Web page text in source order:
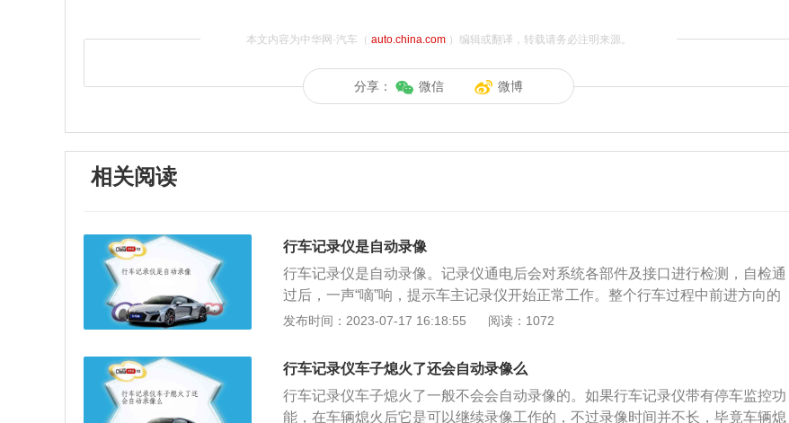
本文内容为中华网·汽车（ auto.china.com）编辑或翻译，转载请务必注明来源。
分享： 微信 微博
相关阅读
行车记录仪是自动录像
行车记录仪是自动录像。记录仪通电后会对系统各部件及接口进行检测，自检通
过后，一声“嘀”响，提示车主记录仪开始正常工作。整个行车过程中前进方向的
所有影像均可记录，还可以记录汽车内外语音，其目的主要是为了在发生交通事
因，请按以下步聚排查：1、请看是否将循环录像功能关闭了。若关闭则无法循
环录像。2、请确认卡为原装卡，若是自配的卡，请确认是否是C4或C4以上卡速
的正品原装卡，卡速不够或是黑卡，有可能导致机器不能循环录像甚至不能录
发布时间：2023-07-17 16:18:55 阅读：1072
行车记录仪车子熄火了还会自动录像么
行车记录仪车子熄火了一般不会会自动录像的。如果行车记录仪带有停车监控功
能，在车辆熄火后它是可以继续录像工作的，不过录像时间并不长，毕竟车辆熄